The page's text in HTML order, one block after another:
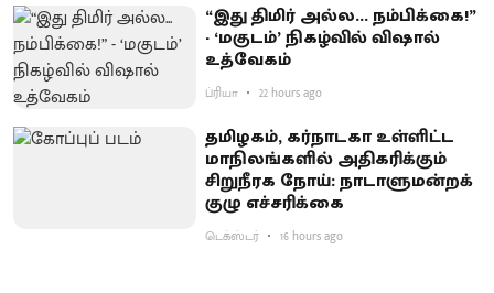
“இது திமிர் அல்ல... நம்பிக்கை!”
- ‘மகுடம்’ நிகழ்வில் விஷால்
உத்வேகம்
ப்ரியா 22 hours ago
தமிழகம், கர்நாடகா உள்ளிட்ட
மாநிலங்களில் அதிகரிக்கும்
சிறுநீரக நோய்: நாடாளுமன்றக்
குழு எச்சரிக்கை
டெக்ஸ்டர் 16 hours ago